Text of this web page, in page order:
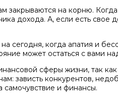
закрываются на корню.
дохода. А, если есть свое
сегодня, когда апатия и
может остаться с вами
сферы жизни, так
зависть конкурентов,
самочувствие и финансы.